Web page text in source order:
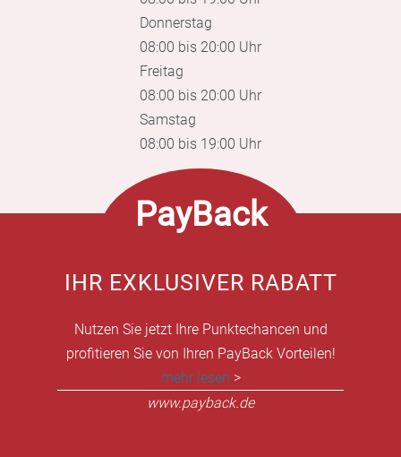
Donnerstag
08:00 bis 20:00 Uhr
Freitag
08:00 bis 20:00 Uhr
Samstag
08:00 bis 19:00 Uhr
PayBack
IHR EXKLUSIVER RABATT
Nutzen Sie jetzt Ihre Punktechancen und
profitieren Sie von Ihren PayBack Vorteilen!
mehr lesen >
www.payback.de